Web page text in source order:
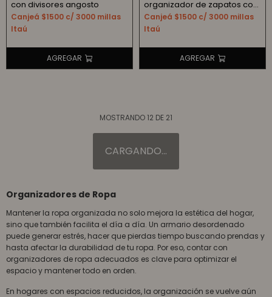
con divisores angosto
Canjeá $1500 c/ 3000 millas
Itaú
organizador de zapatos con
tapas y puertas 3 niveles
Canjeá $1500 c/ 3000 millas
Itaú
MOSTRANDO12 DE 21
Organizadores de Ropa
Mantener la ropa organizada no solo mejora la estética del hogar,
sino que también facilita el día a día. Un armario desordenado
puede generar estrés, hacer que pierdas tiempo buscando prendas y
hasta afectar la durabilidad de tu ropa. Por eso, contar con
organizadores de ropa adecuados es clave para optimizar el
espacio y mantener todo en orden.
En hogares con espacios reducidos, la organización se vuelve aún